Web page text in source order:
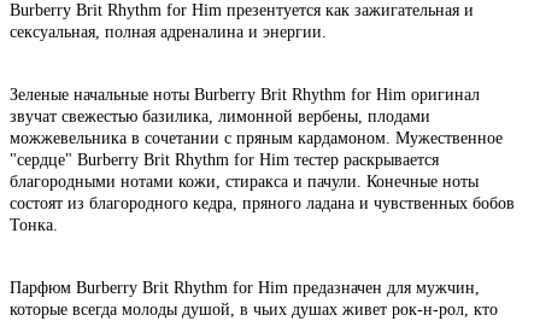
Burberry Brit Rhythm for Him презентуется как зажигательная и
сексуальная, полная адреналина и энергии.
Зеленые начальные ноты Burberry Brit Rhythm for Him оригинал
звучат свежестью базилика, лимонной вербены, плодами
можжевельника в сочетании с пряным кардамоном. Мужественное
"сердце" Burberry Brit Rhythm for Him тестер раскрывается
благородными нотами кожи, стиракса и пачули. Конечные ноты
состоят из благородного кедра, пряного ладана и чувственных бобов
Тонка.
Парфюм Burberry Brit Rhythm for Him предазначен для мужчин,
которые всегда молоды душой, в чьих душах живет рок-н-рол, кто